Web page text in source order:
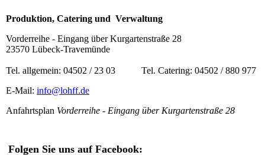
Produktion, Catering und Verwaltung
Vorderreihe - Eingang über Kurgartenstraße 28
23570 Lübeck-Travemünde
Tel. allgemein: 04502 / 23 03 Tel. Catering: 04502 / 880 977
E-Mail: info@lohff.de
Anfahrtsplan Vorderreihe - Eingang über Kurgartenstraße 28
Folgen Sie uns auf Facebook: